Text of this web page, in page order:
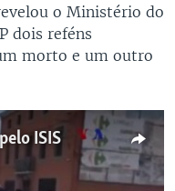
o Ministério do
dois reféns
morto e um outro
ISIS